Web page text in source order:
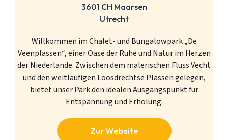
3601 CH Maarsen
Utrecht
Willkommen im Chalet- und Bungalowpark „De
Veenplassen“, einer Oase der Ruhe und Natur im Herzen
der Niederlande. Zwischen dem malerischen Fluss Vecht
und den weitläufigen Loosdrechtse Plassen gelegen,
bietet unser Park den idealen Ausgangspunkt für
Entspannung und Erholung.
Zur Website